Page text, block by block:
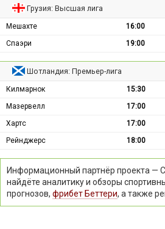
Грузия: Высшая лига
Мешахте 16:00
Спаэри
19:00
Шотландия: Премьер-лига
Килмарнок 15:30
Мазервелл
17:00
Хартс
17:00
Рейнджерс
18:00
Информационный партнёр проекта —
найдёте аналитику и обзоры
прогнозов, фрибет Беттери, а также